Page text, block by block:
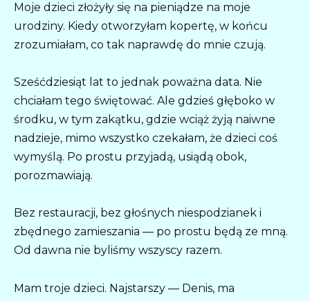
Moje dzieci złożyły się na pieniądze na moje
urodziny. Kiedy otworzyłam kopertę, w końcu
zrozumiałam, co tak naprawdę do mnie czują.
Sześćdziesiąt lat to jednak poważna data. Nie
chciałam tego świętować. Ale gdzieś głęboko w
środku, w tym zakątku, gdzie wciąż żyją naiwne
nadzieje, mimo wszystko czekałam, że dzieci coś
wymyślą. Po prostu przyjadą, usiądą obok,
porozmawiają.
Bez restauracji, bez głośnych niespodzianek i
zbędnego zamieszania — po prostu będą ze mną.
Od dawna nie byliśmy wszyscy razem.
Mam troje dzieci. Najstarszy — Denis, ma